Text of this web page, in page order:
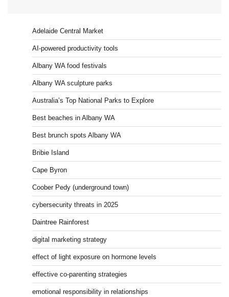
Adelaide Central Market
AI-powered productivity tools
Albany WA food festivals
Albany WA sculpture parks
Australia’s Top National Parks to Explore
Best beaches in Albany WA
Best brunch spots Albany WA
Bribie Island
Cape Byron
Coober Pedy (underground town)
cybersecurity threats in 2025
Daintree Rainforest
digital marketing strategy
effect of light exposure on hormone levels
effective co-parenting strategies
emotional responsibility in relationships